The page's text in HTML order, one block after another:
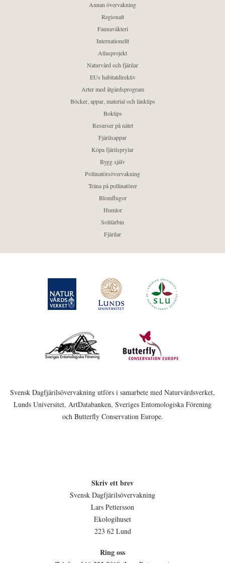
Annan övervakning
Regionalt
Faunaväkteri
Internationellt
Atlasprojekt
Naturvård och fjärilar
EUs habitatdirektiv
Arter med åtgärdsprogram
Böcker, appar, material och länktips
Boktips
Resurser på nätet
Fjärilsappar
Köpa fjärilsprylar
Bygg själv
Pollinatörsövervakning
Träna på pollinatörer
Blomflugor
Humlor
Solitärbin
Fjärilar
Svensk Dagfjärilsövervakning utförs i samarbete med Naturvårdsverket,
Lunds Universitet, ArtDatabanken, Sveriges Entomologiska Förening
och Butterfly Conservation Europe.
Skriv ett brev
Svensk Dagfjärilsövervakning
Lars Pettersson
Ekologihuset
223 62 Lund
Ring oss